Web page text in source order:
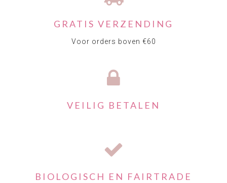
GRATIS VERZENDING
Voor orders boven €60
VEILIG BETALEN
BIOLOGISCH EN FAIRTRADE